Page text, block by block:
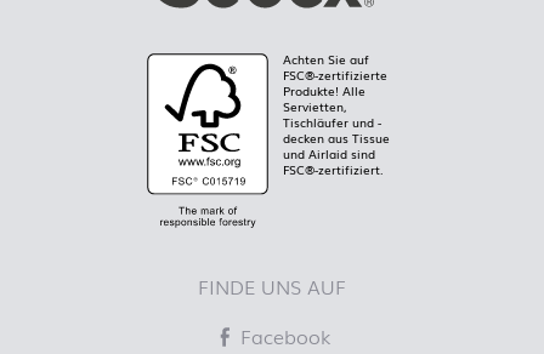
Achten Sie auf
FSC®-zertifizierte
Produkte! Alle
Servietten,
Tischläufer und -
decken aus Tissue
und Airlaid sind
FSC®-zertifiziert.
FINDE UNS AUF
Facebook